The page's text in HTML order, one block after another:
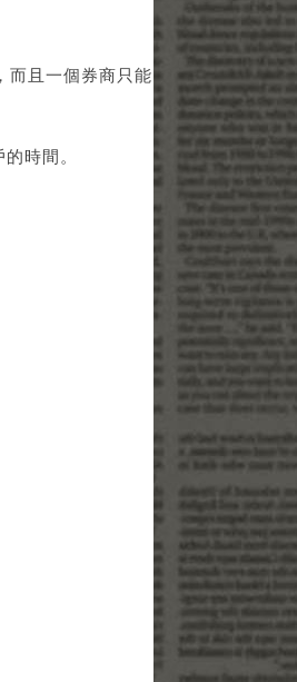
而且一個券商只能
時間。